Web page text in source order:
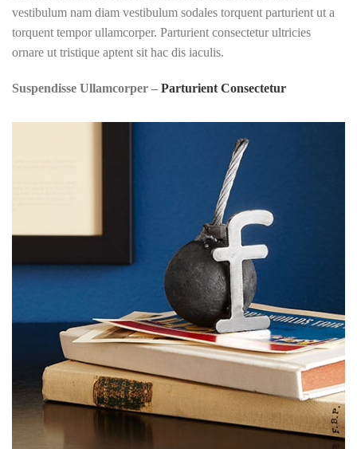
vestibulum nam diam vestibulum sodales torquent parturient ut a
torquent tempor ullamcorper. Parturient consectetur ultricies
ornare ut tristique aptent sit hac dis iaculis.
Suspendisse Ullamcorper – Parturient Consectetur